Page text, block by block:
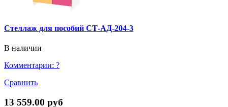
Стеллаж для пособий СТ-АД-204-3
В наличии
Комментарии: ?
Сравнить
13 559.00 руб